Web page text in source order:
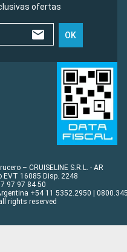
ofertas
OK
– CRUISELINE S.R.L. - AR
EVT 16085 Disp. 2248
97 97 84 50
+54 11 5352.2950 |
rights reserved